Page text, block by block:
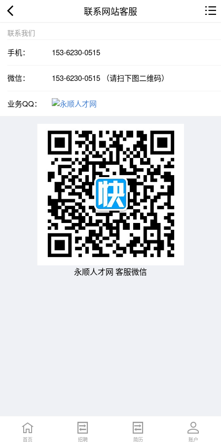
联系网站客服
联系我们
手机： 153-6230-0515
微信： 153-6230-0515 （请扫下图二维码）
业务QQ：
永顺人才网 客服微信
首页 招聘 简历 账户